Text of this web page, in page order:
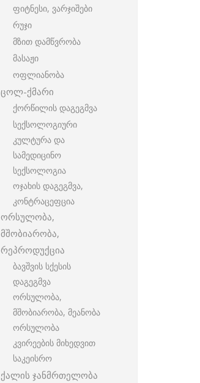
ფიტნესი, ვარჯიშები
რუჯი
მზით დამწვრობა
მასაჟი
ოფლიანობა
ცოლ-ქმარი
ქორწილის დაგეგმვა
სექსოლოგიური
კულტურა და
სამედიცინო
სექსოლოგია
ოჯახის დაგეგმვა,
კონტრაცეფცია
ორსულობა,
მშობიარობა,
რეპროდუქცია
ბავშვის სქესის
დაგეგმვა
ორსულობა,
მშობიარობა, მეანობა
ორსულობა
კვირეების მიხედვით
საკეისრო
ქალის ჯანმრთელობა